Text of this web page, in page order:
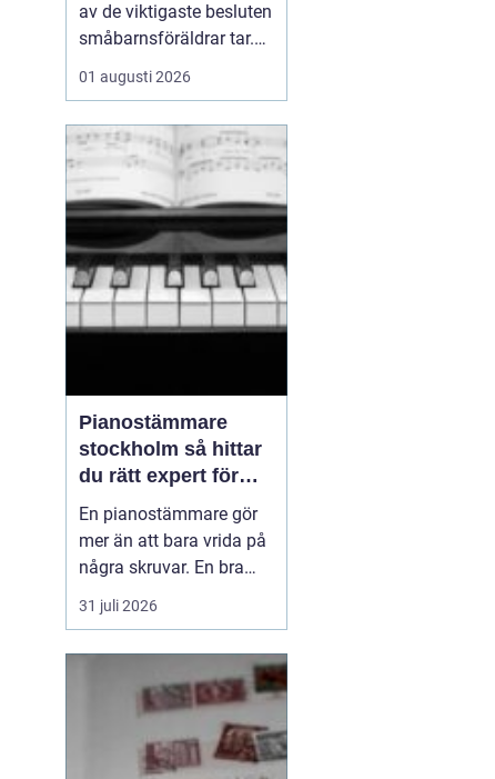
av de viktigaste besluten
småbarnsföräldrar tar.
Omsorg, trygghet,
pedagogik och praktisk
fungera tillsammans,
gärna under många år. I
Nacka finns ett brett
utbud av förskolor, både
kommunala och
friståen...
01 augusti 2026
Pianostämmare
stockholm så hittar
du rätt expert för
ditt piano
En pianostämmare gör
mer än att bara vrida på
några skruvar. En bra
stämning påverkar hur
pianot låter, känns och
som Stockholm, där
många bor i lägenhet
och klimatet växlar
kraftigt mellan
31 juli 2026